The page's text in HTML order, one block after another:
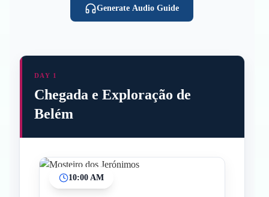
Generate Audio Guide
DAY 1
Chegada e Exploração de
Belém
10:00 AM